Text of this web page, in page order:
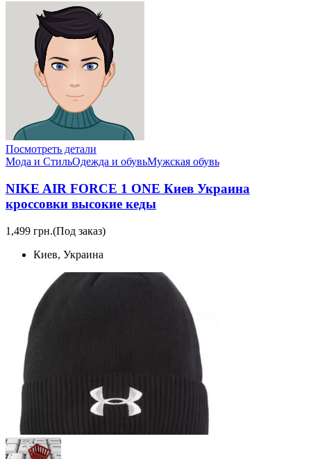
Посмотреть детали
Мода и СтильОдежда и обувьМужская обувь
NIKE AIR FORCE 1 ONE Киев Украина
кроссовки высокие кеды
1,499 грн.(Под заказ)
Киев, Украина